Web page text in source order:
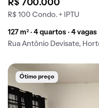
R$ 700.000
R$ 100 Condo. + IPTU
127 m² · 4 quartos · 4 vagas
Rua Antônio Devisate,
Ótimo preço